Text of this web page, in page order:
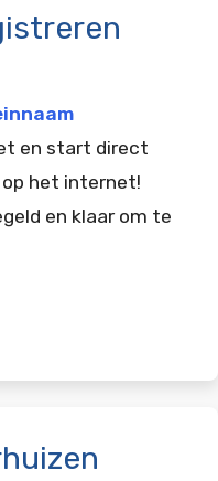
en start direct
het internet!
en klaar om te